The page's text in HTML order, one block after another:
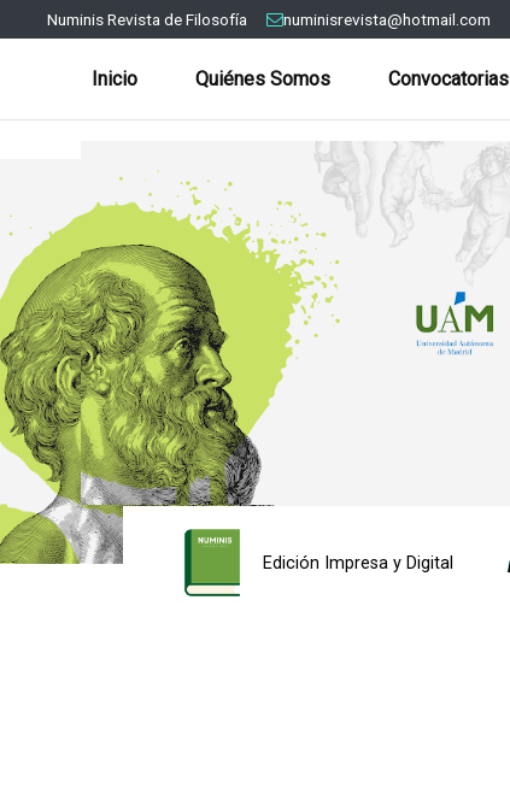
Numinis Revista de Filosofía numinisrevista@hotmail.com
Inicio Quiénes Somos Convocatorias
Edición Impresa y Digital